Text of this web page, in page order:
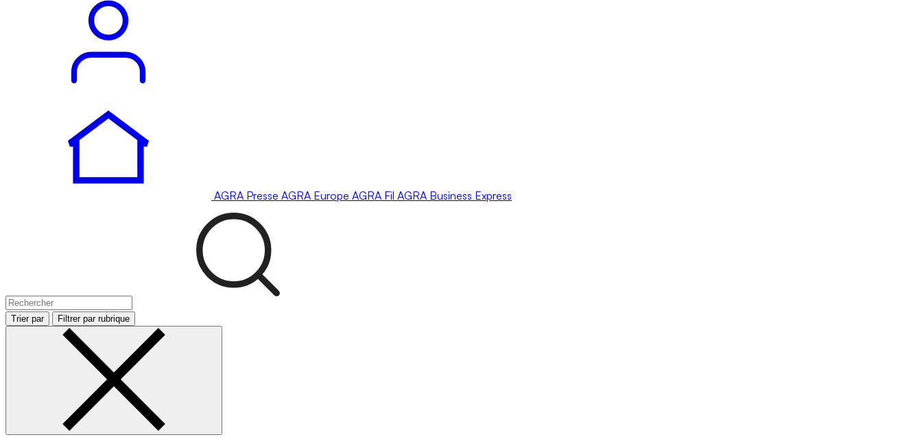
AGRA Presse AGRA Europe AGRA Fil AGRA Business Express
Trier par Filtrer par rubrique